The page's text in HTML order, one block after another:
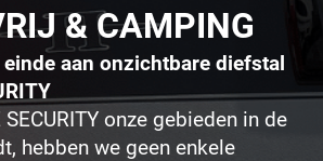
& CAMPING
einde aan onzichtbare diefstal
SECURITY onze gebieden in de
hebben we geen enkele